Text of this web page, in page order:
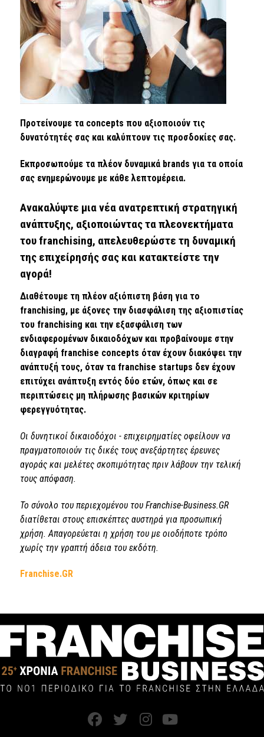
Προτείνουμε τα concepts που αξιοποιούν τις
δυνατότητές σας και καλύπτουν τις προσδοκίες σας.
Εκπροσωπούμε τα πλέον δυναμικά brands για τα οποία
σας ενημερώνουμε με κάθε λεπτομέρεια.
Ανακαλύψτε μια νέα ανατρεπτική στρατηγική
ανάπτυξης, αξιοποιώντας τα πλεονεκτήματα
του franchising, απελευθερώστε τη δυναμική
της επιχείρησής σας και κατακτείστε την
αγορά!
Διαθέτουμε τη πλέον αξιόπιστη βάση για το
franchising, με άξονες την διασφάλιση της αξιοπιστίας
του franchising και την εξασφάλιση των
ενδιαφερομένων δικαιοδόχων και προβαίνουμε στην
διαγραφή franchise concepts όταν έχουν διακόψει την
ανάπτυξή τους, όταν τα franchise startups δεν έχουν
επιτύχει ανάπτυξη εντός δύο ετών, όπως και σε
περιπτώσεις μη πλήρωσης βασικών κριτηρίων
φερεγγυότητας.
Οι δυνητικοί δικαιοδόχοι - επιχειρηματίες οφείλουν να
πραγματοποιούν τις δικές τους ανεξάρτητες έρευνες
αγοράς και μελέτες σκοπιμότητας πριν λάβουν την τελική
τους απόφαση.
Το σύνολο του περιεχομένου του Franchise-Business.GR
διατίθεται στους επισκέπτες αυστηρά για προσωπική
χρήση. Απαγορεύεται η χρήση του με οιοδήποτε τρόπο
χωρίς την γραπτή άδεια του εκδότη.
Franchise.GR